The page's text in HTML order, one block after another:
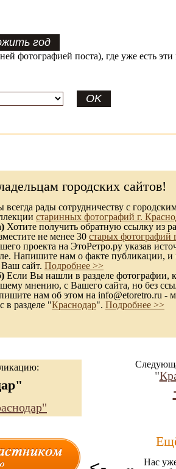
фотографией поста), где уже есть
городских сайтов!
рады сотрудничеству с
старинных фотографий г.
Хотите получить обратную ссылку из
не менее 30 старых фотографий
проекта на ЭтоРетро.ру указав
Напишите нам о факте публикации, и
сайт. Подробнее >>
Если Вы нашли в разделе фотографии,
мнению, с Вашего сайта, но без
нам об этом на info@etoretro.ru -
в разделе "Краснодар". Подробнее >>
"
Нас